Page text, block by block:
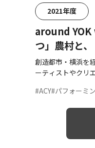
2021年度
around
つ」農村と
田力さん
創造都市・横浜を
ーティストやクリ
#ACY#パフォーミ